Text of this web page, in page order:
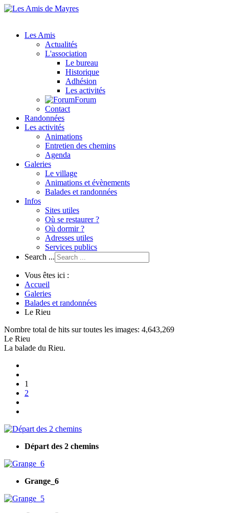
Les Amis
Actualités
L'association
Le bureau
Historique
Adhésion
Les activités
Forum
Contact
Randonnées
Les activités
Animations
Entretien des chemins
Agenda
Galeries
Le village
Animations et évènements
Balades et randonnées
Infos
Sites utiles
Où se restaurer ?
Où dormir ?
Adresses utiles
Services publics
Search ...
Vous êtes ici :
Accueil
Galeries
Balades et randonnées
Le Rieu
Nombre total de hits sur toutes les images: 4,643,269
Le Rieu
La balade du Rieu.
1
2
Départ des 2 chemins
Grange_6